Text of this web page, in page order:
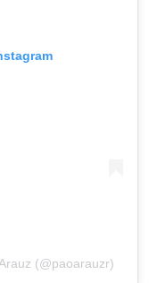
(@paoarauzr)